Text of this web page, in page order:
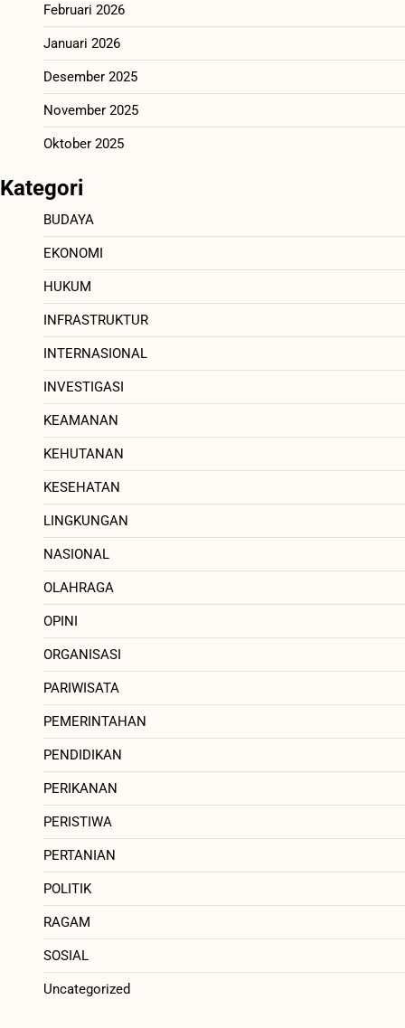
Februari 2026
Januari 2026
Desember 2025
November 2025
Oktober 2025
Kategori
BUDAYA
EKONOMI
HUKUM
INFRASTRUKTUR
INTERNASIONAL
INVESTIGASI
KEAMANAN
KEHUTANAN
KESEHATAN
LINGKUNGAN
NASIONAL
OLAHRAGA
OPINI
ORGANISASI
PARIWISATA
PEMERINTAHAN
PENDIDIKAN
PERIKANAN
PERISTIWA
PERTANIAN
POLITIK
RAGAM
SOSIAL
Uncategorized